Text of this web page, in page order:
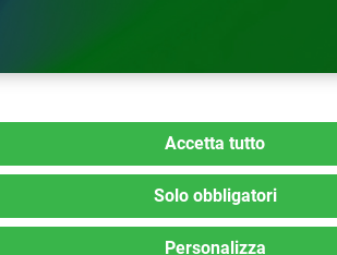
Accetta tutto
Solo obbligatori
Personalizza